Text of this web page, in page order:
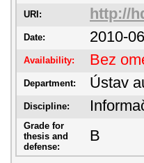
URI: http://
Date: 2010-
Availability: Bez
Department: Ústav
Discipline:
Grade for
thesis and
defense:
B